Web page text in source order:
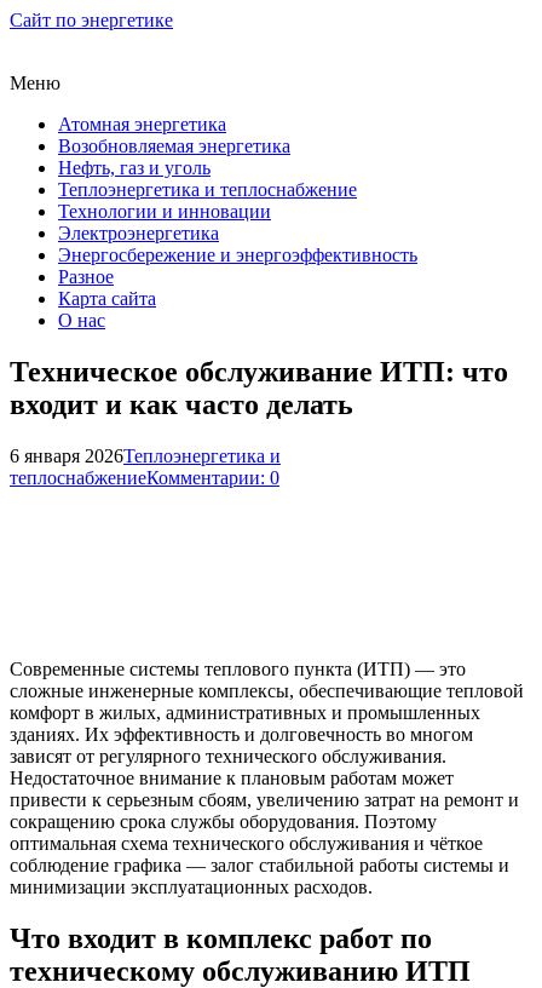
Сайт по энергетике
Меню
Атомная энергетика
Возобновляемая энергетика
Нефть, газ и уголь
Теплоэнергетика и теплоснабжение
Технологии и инновации
Электроэнергетика
Энергосбережение и энергоэффективность
Разное
Карта сайта
О нас
Техническое обслуживание ИТП: что
входит и как часто делать
6 января 2026Теплоэнергетика и
теплоснабжениеКомментарии: 0
Современные системы теплового пункта (ИТП) — это
сложные инженерные комплексы, обеспечивающие тепловой
комфорт в жилых, административных и промышленных
зданиях. Их эффективность и долговечность во многом
зависят от регулярного технического обслуживания.
Недостаточное внимание к плановым работам может
привести к серьезным сбоям, увеличению затрат на ремонт и
сокращению срока службы оборудования. Поэтому
оптимальная схема технического обслуживания и чёткое
соблюдение графика — залог стабильной работы системы и
минимизации эксплуатационных расходов.
Что входит в комплекс работ по
техническому обслуживанию ИТП